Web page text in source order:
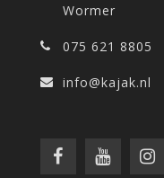
Wormer
075 621 8805
info@kajak.nl